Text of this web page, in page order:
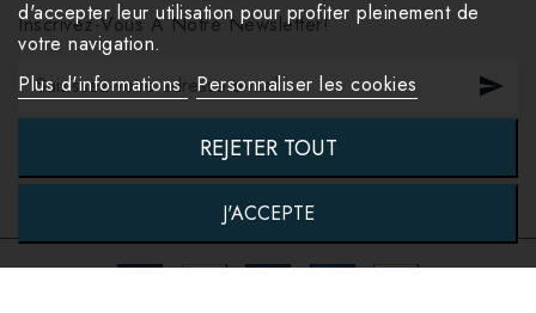
Inscrivez-Vous À Notre Newsletter!
d'accepter leur utilisation pour profiter pleinement de
votre navigation.
Plus d'informations Personnaliser les cookies
REJETER TOUT
J'ACCEPTE